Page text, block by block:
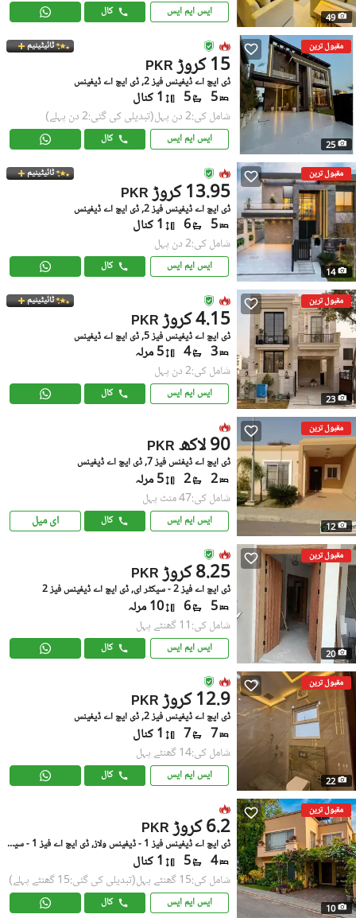
49 ایس ایم ایس کال
مقبول ترین
25
ٹائیٹینیم
PKR 15 کروڑ
ڈی ایچ اے ڈیفینس فیز 2, ڈی ایچ اے ڈیفینس
5
5 1 کنال
شامل کی:2 دن پہل (تبدیلی کی گئی:2 دن پہلے)
ایس ایم ایس کال
مقبول ترین
14
ٹائیٹینیم
PKR 13.95 کروڑ
ڈی ایچ اے ڈیفینس فیز 2, ڈی ایچ اے ڈیفینس
5
6 1 کنال
شامل کی:2 دن پہل
ایس ایم ایس کال
مقبول ترین
23
ٹائیٹینیم
PKR 4.15 کروڑ
ڈی ایچ اے ڈیفینس فیز 5, ڈی ایچ اے ڈیفینس
3
4 5 مرلہ
شامل کی:2 دن پہل
ایس ایم ایس کال
مقبول ترین
12
PKR 90 لاکھ
ڈی ایچ اے ڈیفنس فیز 7, ڈی ایچ اے ڈیفینس
2
2 5 مرلہ
شامل کی:47 منٹ پہل
ایس ایم ایس کال ای میل
مقبول ترین
20
PKR 8.25 کروڑ
ڈی ایچ اے فیز 2 - سیکٹر ای, ڈی ایچ اے ڈیفینس فیز 2
5
6 10 مرلہ
شامل کی:11 گھنٹے پہل
ایس ایم ایس کال
مقبول ترین
22
PKR 12.9 کروڑ
ڈی ایچ اے ڈیفینس فیز 2, ڈی ایچ اے ڈیفینس
7
7 1 کنال
شامل کی:14 گھنٹے پہل
ایس ایم ایس کال
مقبول ترین
10
PKR 6.2 کروڑ
ڈی ایچ اے ڈیفینس فیز 1 - ڈیفینس ولاز, ڈی ایچ اے فیز 1 - سیکٹر ایف
4
5 1 کنال
شامل کی:15 گھنٹے پہل (تبدیلی کی گئی:15 گھنٹے پہلے)
ایس ایم ایس کال